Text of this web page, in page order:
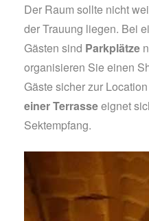
Der Raum sollte nicht
der Trauung liegen. Bei
Gästen sind Parkplätze
organisieren Sie einen
Gäste sicher zur
einer Terrasseeignet
Sektempfang.